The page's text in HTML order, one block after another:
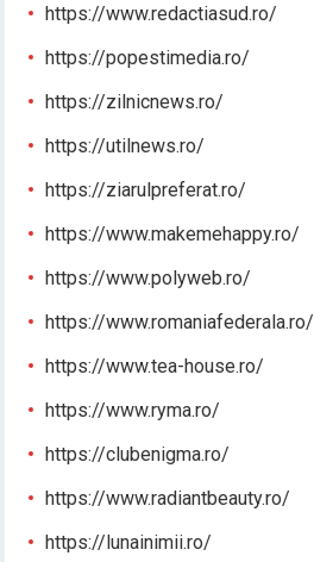
https://www.redactiasud.ro/
https://popestimedia.ro/
https://zilnicnews.ro/
https://utilnews.ro/
https://ziarulpreferat.ro/
https://www.makemehappy.ro/
https://www.polyweb.ro/
https://www.romaniafederala.ro/
https://www.tea-house.ro/
https://www.ryma.ro/
https://clubenigma.ro/
https://www.radiantbeauty.ro/
https://lunainimii.ro/